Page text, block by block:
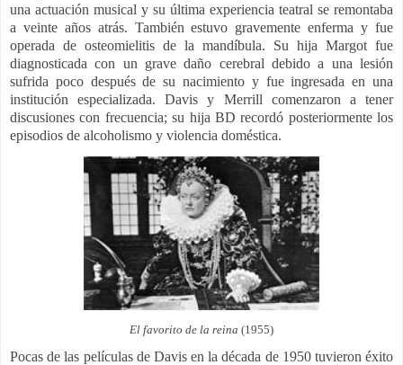
una actuación musical y su última experiencia teatral se remontaba
a veinte años atrás.​ También estuvo gravemente enferma y fue
operada de osteomielitis de la mandíbula.​ Su hija Margot fue
diagnosticada con un grave daño cerebral debido a una lesión
sufrida poco después de su nacimiento y fue ingresada en una
institución especializada.​ Davis y Merrill comenzaron a tener
discusiones con frecuencia; su hija BD recordó posteriormente los
episodios de alcoholismo y violencia doméstica.
El favorito de la reina (1955)
Pocas de las películas de Davis en la década de 1950 tuvieron éxito